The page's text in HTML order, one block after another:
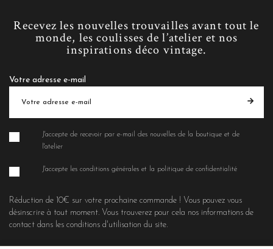
Recevez les nouvelles trouvailles avant tout le
monde, les coulisses de l’atelier et nos
inspirations déco vintage.
Votre adresse e-mail
J'accepte de recevoir par e-mail des nouvelles de la boutique et de
l'atelier
J'accepte les conditions générales et la politique de confidentialité
Réduction de 10€ sur votre prochaine commande ! Vous pouvez vous
désinscrire à tout moment. Vous trouverez pour cela nos informations de
contact dans les conditions d'utilisation du site.